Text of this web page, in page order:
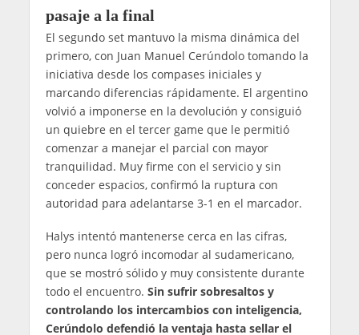
pasaje a la final
El segundo set mantuvo la misma dinámica del
primero, con Juan Manuel Cerúndolo tomando la
iniciativa desde los compases iniciales y
marcando diferencias rápidamente. El argentino
volvió a imponerse en la devolución y consiguió
un quiebre en el tercer game que le permitió
comenzar a manejar el parcial con mayor
tranquilidad. Muy firme con el servicio y sin
conceder espacios, confirmó la ruptura con
autoridad para adelantarse 3-1 en el marcador.
Halys intentó mantenerse cerca en las cifras,
pero nunca logró incomodar al sudamericano,
que se mostró sólido y muy consistente durante
todo el encuentro. Sin sufrir sobresaltos y
controlando los intercambios con inteligencia,
Cerúndolo defendió la ventaja hasta sellar el